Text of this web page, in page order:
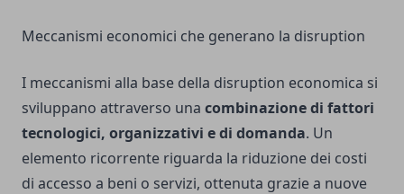
Meccanismi economici che generano la disruption
I meccanismi alla base della disruption economica si
sviluppano attraverso una combinazione di fattori
tecnologici, organizzativi e di domanda. Un
elemento ricorrente riguarda la riduzione dei costi
di accesso a beni o servizi, ottenuta grazie a nuove